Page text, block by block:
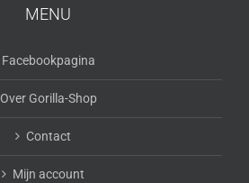
MENU
Facebookpagina
Over Gorilla-Shop
Contact
Mijn account